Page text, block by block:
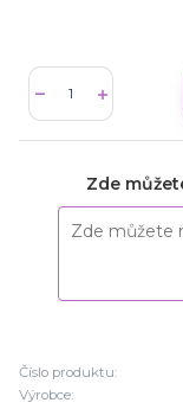
Zde
Číslo produktu:
Výrobce: